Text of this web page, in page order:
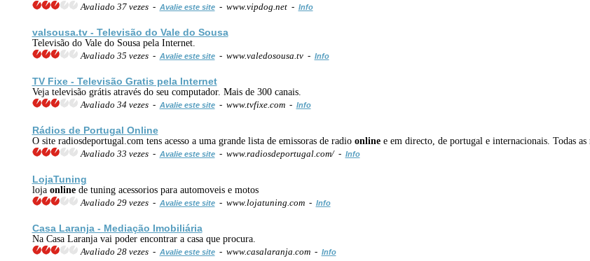
Avaliado 37 vezes - Avalie este site- www.vipdog.net - Info
valsousa.tv - Televisão do Vale do Sousa
Televisão do Vale do Sousa pela Internet.
Avaliado 35 vezes - Avalie este site- www.valedosousa.tv - Info
TV Fixe - Televisão Gratis pela Internet
Veja televisão grátis através do seu computador. Mais de 300 canais.
Avaliado 34 vezes - Avalie este site- www.tvfixe.com - Info
Rádios de Portugal Online
O site radiosdeportugal.com tens acesso a uma grande lista de emissoras de radio onlinee em directo, de portugal e internacionais. Todas as
Avaliado 33 vezes - Avalie este site- www.radiosdeportugal.com/ - Info
LojaTuning
loja onlinede tuning acessorios para automoveis e motos
Avaliado 29 vezes - Avalie este site- www.lojatuning.com - Info
Casa Laranja - Mediação Imobiliária
Na Casa Laranja vai poder encontrar a casa que procura.
Avaliado 28 vezes - Avalie este site- www.casalaranja.com - Info